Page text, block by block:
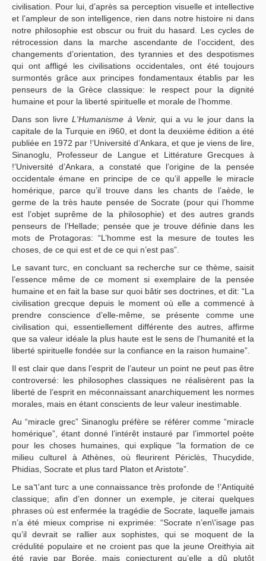
civilisation. Pour lui, d’après sa perception visuelle et intellective
et l’ampleur de son intelligence, rien dans notre histoire ni dans
notre philosophie est obscur ou fruit du hasard. Les cycles de
rétrocession dans la marche ascendante de l’occident, des
changements d’orientation, des tyrannies et des despotismes
qui ont affligé les civilisations occidentales, ont été toujours
surmontés grâce aux principes fondamentaux établis par les
penseurs de la Grèce classique: le respect pour la dignité
humaine et pour la liberté spirituelle et morale de l’homme.
Dans son livreL'Humanisme à Venir,
qui a vu le jour dans la
capitale de la Turquie en i960, et dont la deuxième édition a été
publiée en 1972 par !’Université d’Ankara, et que je viens de lire,
Sinanoglu, Professeur de Langue et Littérature Grecques à
!’Université d’Ankara, a constaté que l’origine de la pensée
occidentale émane en principe de ce qu’il appelle le miracle
homérique, parce qu’il trouve dans les chants de l’aède, le
germe de la très haute pensée de Socrate (pour qui l’homme
est l’objet suprême de la philosophie) et des autres grands
penseurs de l’Hellade; pensée que je trouve définie dans les
mots de Protagoras: “L’homme est la mesure de toutes les
choses, de ce qui est et de ce qui n’est pas”.
Le savant turc, en concluant sa recherche sur ce thème, saisit
l’essence même de ce moment si exemplaire de la pensée
humaine et en fait la base sur quoi bâtir ses doctrines, et dit: “La
civilisation grecque depuis le moment où elle a commencé à
prendre conscience d’elle-même, se présente comme une
civilisation qui, essentiellement différente des autres, affirme
que sa valeur idéale la plus haute est le sens de l’humanité et la
liberté spirituelle fondée sur la confiance en la raison humaine”.
Il est clair que dans l’esprit de l’auteur un point ne peut pas être
controversé: les philosophes classiques ne réalisèrent pas la
liberté de l’esprit en méconnaissant anarchiquement les normes
morales, mais en étant conscients de leur valeur inestimable.
Au “miracle grec” Sinanoglu préfère se référer comme “miracle
homérique”, étant donné l’intérêt instauré par l’immortel poète
pour les choses humaines, qui explique “la formation de ce
milieu culturel à Athènes, où fleurirent Périclès, Thucydide,
Phidias, Socrate et plus tard Platon et Aristote”.
Le sa٦'ant turc a une connaissance très profonde de !’Antiquité
classique; afin d’en donner un exemple, je citerai quelques
phrases où est enfermée la tragédie de Socrate, laquelle jamais
n’a été mieux comprise ni exprimée: “Socrate n’en\'isage pas
qu’il devrait se rallier aux sophistes, qui se moquent de la
crédulité populaire et ne croient pas que la jeune Oreithyia ait
été ravie par Borée, mais conjecturent qu’elle a dû plutôt